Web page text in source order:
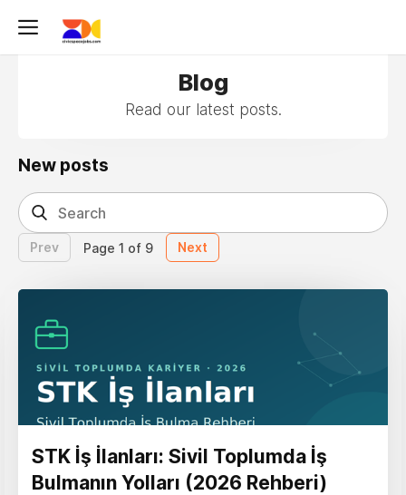
Blog
Read our latest posts.
New posts
Prev Page 1 of 9 Next
STK İş İlanları: Sivil Toplumda İş
Bulmanın Yolları (2026 Rehberi)